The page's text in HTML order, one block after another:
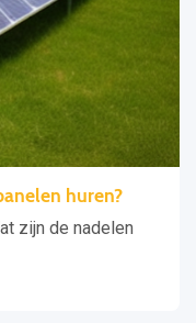
huren?
zijn de nadelen